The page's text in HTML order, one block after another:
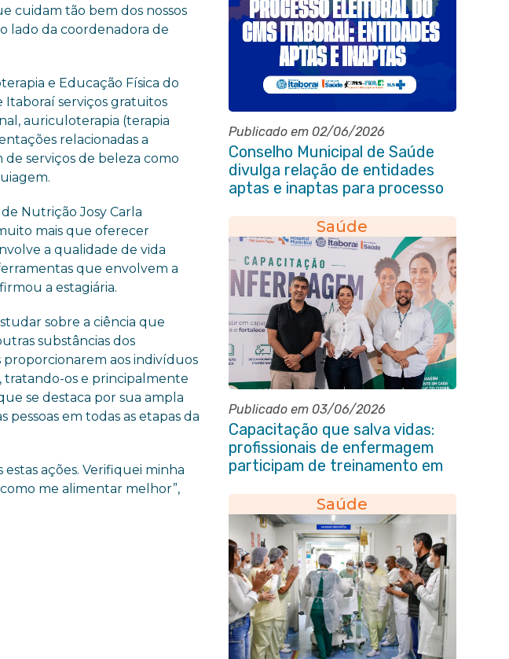
cuidam tão bem dos nossos
lado da coordenadora de
e Educação Física do
Itaboraí serviços gratuitos
auriculoterapia (terapia
relacionadas a
serviços de beleza como
Nutrição Josy Carla
mais que oferecer
a qualidade de vida
que envolvem a
a estagiária.
sobre a ciência que
substâncias dos
proporcionarem aos indivíduos
tratando-os e principalmente
se destaca por sua ampla
em todas as etapas da
ações. Verifiquei minha
me alimentar melhor”,
Publicado em 02/06/2026
Conselho Municipal de Saúde
divulga relação de entidades
aptas e inaptas para processo
2030
Saúde
Publicado em 03/06/2026
Capacitação que salva vidas:
profissionais de enfermagem
participam de treinamento em
Saúde